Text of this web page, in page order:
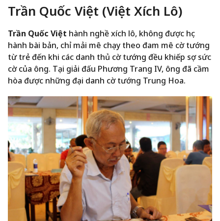
Trần Quốc Việt (Việt Xích Lô)
Trần Quốc Việt hành nghề xích lô, không được học
hành bài bản, chỉ mải mê chạy theo đam mê cờ tướng
từ trẻ đến khi các danh thủ cờ tướng đều khiếp sợ sức
cờ của ông. Tại giải đấu Phương Trang IV, ông đã cầm
hòa được những đại danh cờ tướng Trung Hoa.